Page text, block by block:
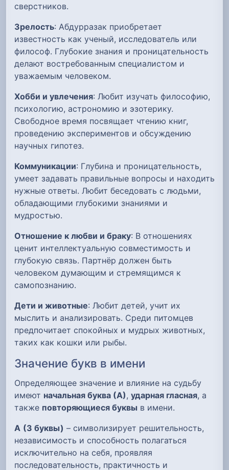
сверстников.
Зрелость: Абдурразак приобретает
известность как ученый, исследователь или
философ. Глубокие знания и проницательность
делают востребованным специалистом и
уважаемым человеком.
Хобби и увлечения: Любит изучать философию,
психологию, астрономию и эзотерику.
Свободное время посвящает чтению книг,
проведению экспериментов и обсуждению
научных гипотез.
Коммуникации: Глубина и проницательность,
умеет задавать правильные вопросы и находить
нужные ответы. Любит беседовать с людьми,
обладающими глубокими знаниями и
мудростью.
Отношение к любви и браку: В отношениях
ценит интеллектуальную совместимость и
глубокую связь. Партнёр должен быть
человеком думающим и стремящимся к
самопознанию.
Дети и животные: Любит детей, учит их
мыслить и анализировать. Среди питомцев
предпочитает спокойных и мудрых животных,
таких как кошки или рыбы.
Значение букв в имени
Определяющее значение и влияние на судьбу
имеют начальная буква (А), ударная гласная, а
также повторяющиеся буквы в имени.
А (3 буквы) – символизирует решительность,
независимость и способность полагаться
исключительно на себя, проявляя
последовательность, практичность и